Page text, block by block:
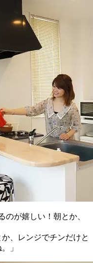
のが嬉しい！朝とか、
、レンジでチンだけと
」